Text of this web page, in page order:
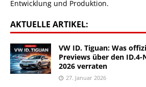
Entwicklung und Produktion.
AKTUELLE ARTIKEL:
VW ID. Tiguan: Was
Previews über den
2026 verraten
27. Januar 2026